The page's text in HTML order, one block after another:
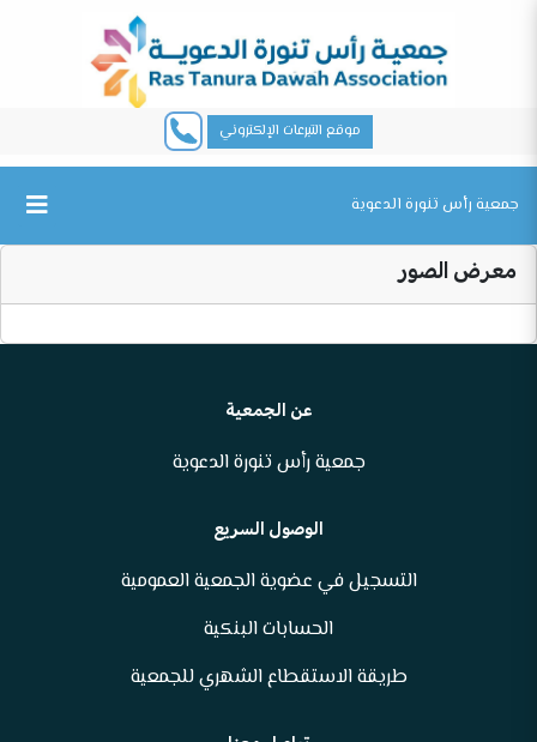
موقع التبرعات الإلكتروني
جمعية رأس تنورة الدعوية
معرض الصور
عن الجمعية
جمعية رأس تنورة الدعوية
الوصول السريع
التسجيل في عضوية الجمعية العمومية
الحسابات البنكية
طريقة الاستقطاع الشهري للجمعية